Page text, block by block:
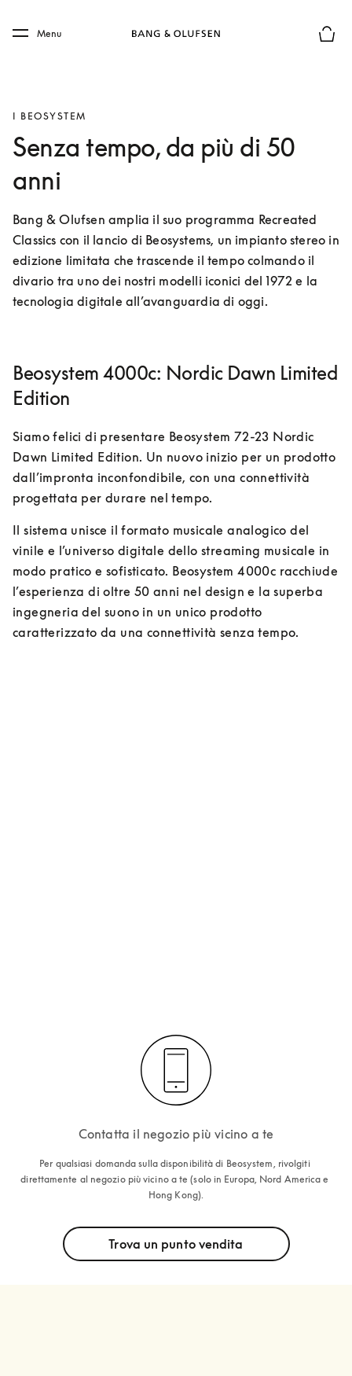
Skip to main footer
Menu
I BEOSYSTEM
Senza tempo, da più di 50
anni
Bang & Olufsen amplia il suo programma Recreated
Classics con il lancio di Beosystems, un impianto stereo in
edizione limitata che trascende il tempo colmando il
divario tra uno dei nostri modelli iconici del 1972 e la
tecnologia digitale all’avanguardia di oggi.
Beosystem 4000c: Nordic Dawn Limited
Edition
Siamo felici di presentare Beosystem 72-23 Nordic
Dawn Limited Edition. Un nuovo inizio per un prodotto
dall’impronta inconfondibile, con una connettività
progettata per durare nel tempo.
Il sistema unisce il formato musicale analogico del
vinile e l’universo digitale dello streaming musicale in
modo pratico e sofisticato. Beosystem 4000c racchiude
l’esperienza di oltre 50 anni nel design e la superba
ingegneria del suono in un unico prodotto
caratterizzato da una connettività senza tempo.
Contatta il negozio più vicino a te
Per qualsiasi domanda sulla disponibilità di Beosystem, rivolgiti
direttamente al negozio più vicino a te (solo in Europa, Nord America e
Hong Kong).
Trova un punto vendita